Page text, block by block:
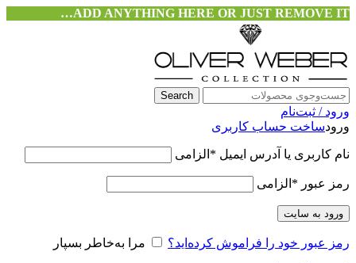
ADD ANYTHING HERE OR JUST REMOVE IT…
Search
ورود / ثبت‌نام
ورودساخت حساب کاربری
نام کاربری یا آدرس ایمیل * الزامی
رمز عبور * الزامی
ورود به سایت
رمز عبور خود را فراموش کرده‌اید؟ مرا به‌خاطر بسپار